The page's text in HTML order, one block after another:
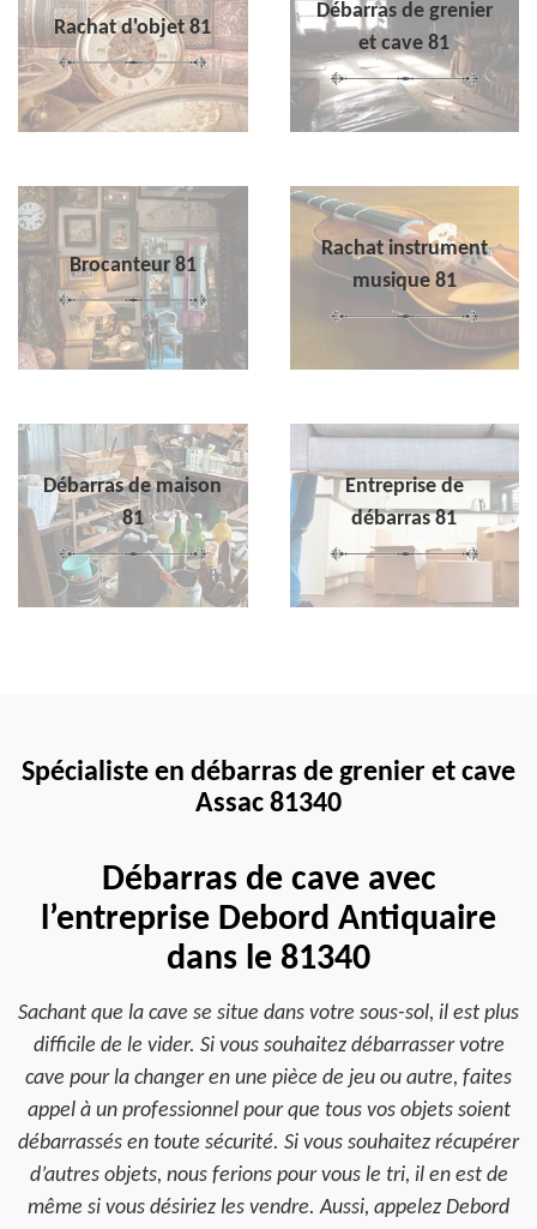
Rachat d'objet 81
Débarras de grenier
et cave 81
Brocanteur 81
Rachat instrument
musique 81
Débarras de maison
81
Entreprise de
débarras 81
Spécialiste en débarras de grenier et cave
Assac 81340
Débarras de cave avec
l’entreprise Debord Antiquaire
dans le 81340
Sachant que la cave se situe dans votre sous-sol, il est plus
difficile de le vider. Si vous souhaitez débarrasser votre
cave pour la changer en une pièce de jeu ou autre, faites
appel à un professionnel pour que tous vos objets soient
débarrassés en toute sécurité. Si vous souhaitez récupérer
d’autres objets, nous ferions pour vous le tri, il en est de
même si vous désiriez les vendre. Aussi, appelez Debord